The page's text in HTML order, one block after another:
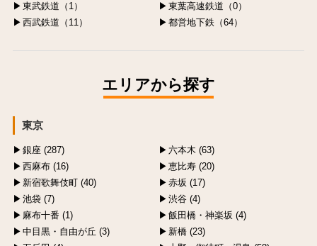
東武鉄道（1）
東葉高速鉄道（0）
西武鉄道（11）
都営地下鉄（64）
エリアから探す
東京
銀座 (287)
六本木 (63)
西麻布 (16)
恵比寿 (20)
新宿歌舞伎町 (40)
赤坂 (17)
池袋 (7)
渋谷 (4)
麻布十番 (1)
飯田橋・神楽坂 (4)
中目黒・自由が丘 (3)
新橋 (23)